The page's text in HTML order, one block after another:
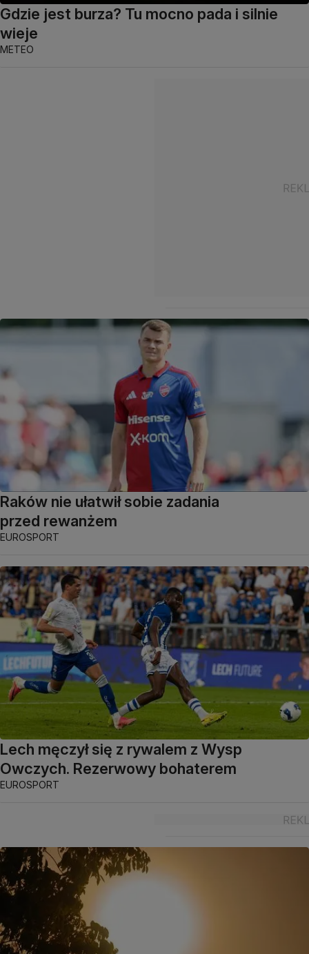
Gdzie jest burza? Tu mocno pada i silnie
wieje
METEO
Raków nie ułatwił sobie zadania
przed rewanżem
EUROSPORT
Lech męczył się z rywalem z Wysp
Owczych. Rezerwowy bohaterem
EUROSPORT